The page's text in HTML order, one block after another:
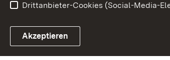
Link zum Landesportal
Drittanbieter-Cookies (Social-Media-
Akzeptieren